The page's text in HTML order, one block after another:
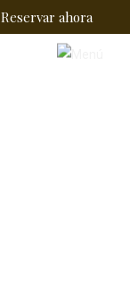
Reservar ahora